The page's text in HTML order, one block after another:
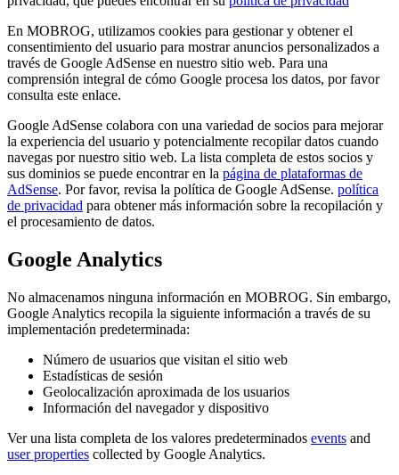
En MOBROG, utilizamos cookies para gestionar y obtener el
consentimiento del usuario para mostrar anuncios personalizados a
través de Google AdSense en nuestro sitio web. Para una
comprensión integral de cómo Google procesa los datos, por favor
consulta este enlace.
Google AdSense colabora con una variedad de socios para mejorar
la experiencia del usuario y potencialmente recopilar datos cuando
navegas por nuestro sitio web. La lista completa de estos socios y
sus dominios se puede encontrar en la página de plataformas de
AdSense. Por favor, revisa la política de Google AdSense. política
de privacidad para obtener más información sobre la recopilación y
el procesamiento de datos.
Google Analytics
No almacenamos ninguna información en MOBROG. Sin embargo,
Google Analytics recopila la siguiente información a través de su
implementación predeterminada:
Número de usuarios que visitan el sitio web
Estadísticas de sesión
Geolocalización aproximada de los usuarios
Información del navegador y dispositivo
Ver una lista completa de los valores predeterminados events and
user properties collected by Google Analytics.